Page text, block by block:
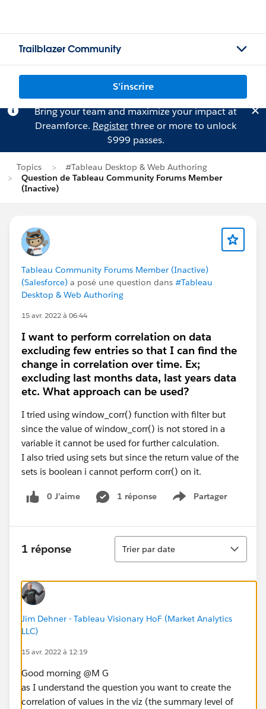
Trailblazer Community
S'inscrire
Bring your team and maximize your impact at
Dreamforce. Registerthree or more to unlock
$999 passes.
Topics
#Tableau Desktop & Web Authoring
Question de Tableau Community Forums Member
(Inactive)
Tableau Community Forums Member (Inactive)
(Salesforce) a posé une question dans #Tableau
Desktop & Web Authoring
15 avr. 2022 à 06:44
I want to perform correlation on data
excluding few entries so that I can find the
change in correlation over time. Ex;
excluding last months data, last years data
etc. What approach can be used?
I tried using window_corr() function with filter but
since the value of window_corr() is not stored in a
variable it cannot be used for further calculation.
I also tried using sets but since the return value of the
sets is boolean i cannot perform corr() on it.
0 J’aime 1 réponse Partager
Show menu
1 réponse
Tri
Trier par date
Jim Dehner - Tableau Visionary HoF (Market Analytics
LLC)
15 avr. 2022 à 12:19
Good morning @M G​
as I understand the question you want to create the
correlation of values in the viz (the summary level of